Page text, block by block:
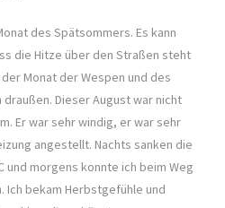
des Spätsommers. Es kann
die Hitze über den Straßen steht
Monat der Wespen und des
Dieser August war nicht
Er war sehr windig, er war sehr
angestellt. Nachts sanken die
und morgens konnte ich beim Weg
Ich bekam Herbstgefühle und